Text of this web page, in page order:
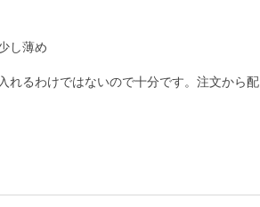
し薄め
れるわけではないので十分です。注文から配